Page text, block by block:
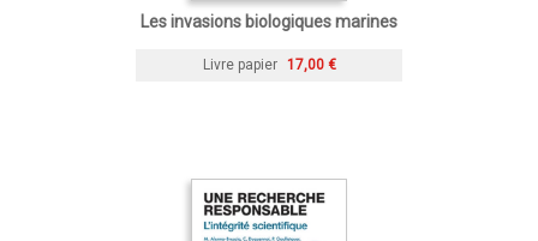
Les invasions biologiques marines
Livre papier 17,00 €